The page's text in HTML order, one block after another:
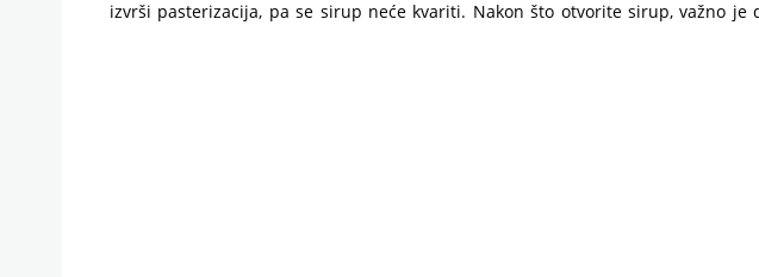
izvrši pasterizacija, pa se sirup neće kvariti. Nakon što otvorite sirup, važno